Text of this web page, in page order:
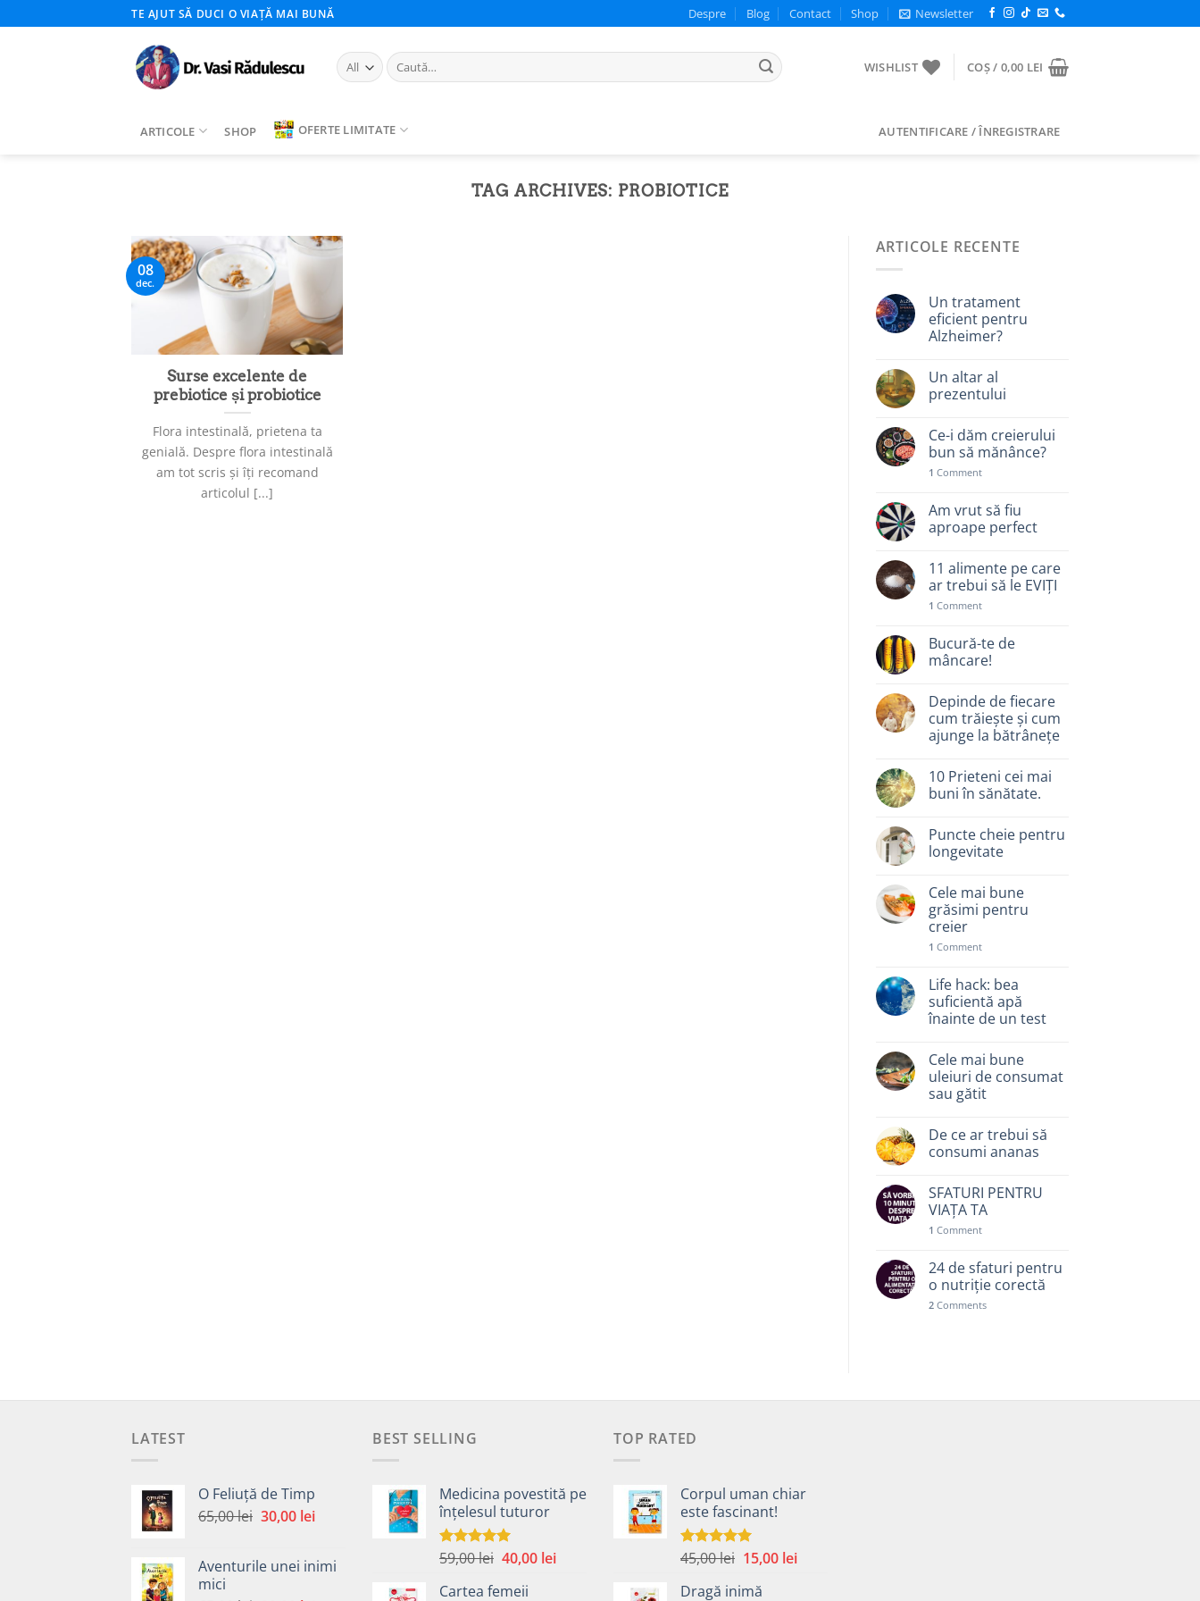
to
TE AJUT SĂ DUCI O VIAȚĂ MAI BUNĂ Despre Blog Contact Shop Newsletter
Caută
după:
WISHLIST COȘ / 0,00 LEI
ARTICOLE SHOP OFERTE LIMITATE AUTENTIFICARE / ÎNREGISTRARE
TAG ARCHIVES: PROBIOTICE
Surse excelente de
prebiotice și probiotice
Flora intestinală, prietena ta
genială. Despre flora intestinală
am tot scris și îți recomand
articolul [...]
08
dec.
ARTICOLE RECENTE
Un tratament
eficient pentru
Alzheimer?
Un altar al
prezentului
Ce-i dăm creierului
bun să mănânce?
1 Comment
Am vrut să fiu
aproape perfect
11 alimente pe care
ar trebui să le EVIȚI
1 Comment
Bucură-te de
mâncare!
Depinde de fiecare
cum trăiește și cum
ajunge la bătrânețe
10 Prieteni cei mai
buni în sănătate.
Puncte cheie pentru
longevitate
Cele mai bune
grăsimi pentru
creier
1 Comment
Life hack: bea
suficientă apă
înainte de un test
Cele mai bune
uleiuri de consumat
sau gătit
De ce ar trebui să
consumi ananas
SFATURI PENTRU
VIAȚA TA
1 Comment
24 de sfaturi pentru
o nutriție corectă
2Comments
LATEST
O Feliuță de Timp
65,00lei Prețul
fost:
30,00 leiPrețul
30,00 lei.
Aventurile unei inimi
mici
BEST SELLING
Medicina povestită pe
înțelesul tuturor
Evaluat la
59,00lei Prețul
a
40,00 leiPrețul
Cartea femeii
TOP RATED
Corpul uman chiar
este fascinant!
Evaluat la
45,00lei Prețul
a
15,00 leiPrețul
Dragă inimă